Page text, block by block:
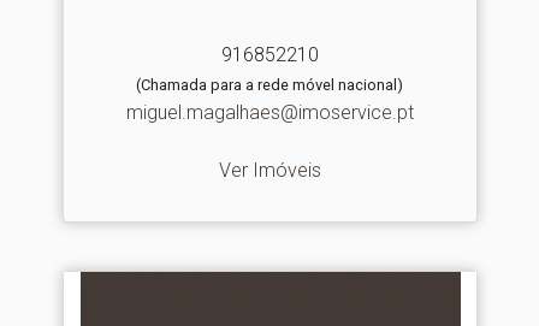
916852210
(Chamada para a rede móvel nacional)
miguel.magalhaes@imoservice.pt
Ver Imóveis